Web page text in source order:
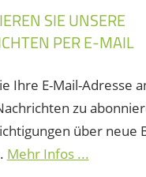
SIE UNSERE
PER E-MAIL
Ihre E-Mail-Adresse
zu
über neue
Mehr Infos ...